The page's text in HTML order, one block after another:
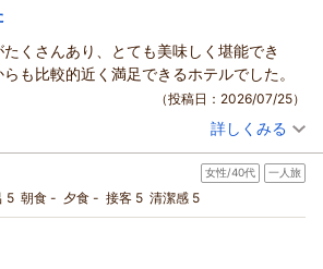
でございます。
お褒めの言葉をいただき、朝食スタッフ
ます。
関する温かい注意喚起まで添えていただ
けるよう、より一層寄り添ったおもてな
。
を、スタッフ一同心よりお待ちしており
円(大人一人あたり/税込)
からの返信
設の中からリッチモンドホテル仙台をご
りがとうございます。
温まるご感想をお寄せいただきましたこ
げます。
ッフの対応をはじめ、館内サービスやお
足いただけたとのこと、大変嬉しく拝読
かな客室で、日頃のお疲れを癒すひとと
たご様子を伺い、スタッフ一同安心する
くさんあり、とても美味しく堪能でき
も比較的近く満足できるホテルでした。
（投稿日：2026/07/25）
性/40代)
ロイヤルホストビュッフェ朝食付きプラン♪～フ
朝のみ
円(大人一人あたり/税込)
詳しくみる
女性/40代 一人旅
5 朝食 - 夕食 - 接客 5 清潔感 5